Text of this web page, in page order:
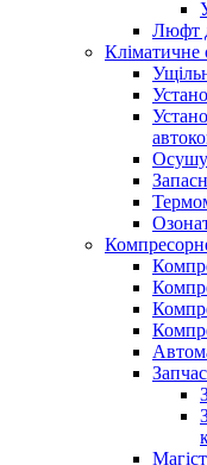
Люфт
Кліматичне